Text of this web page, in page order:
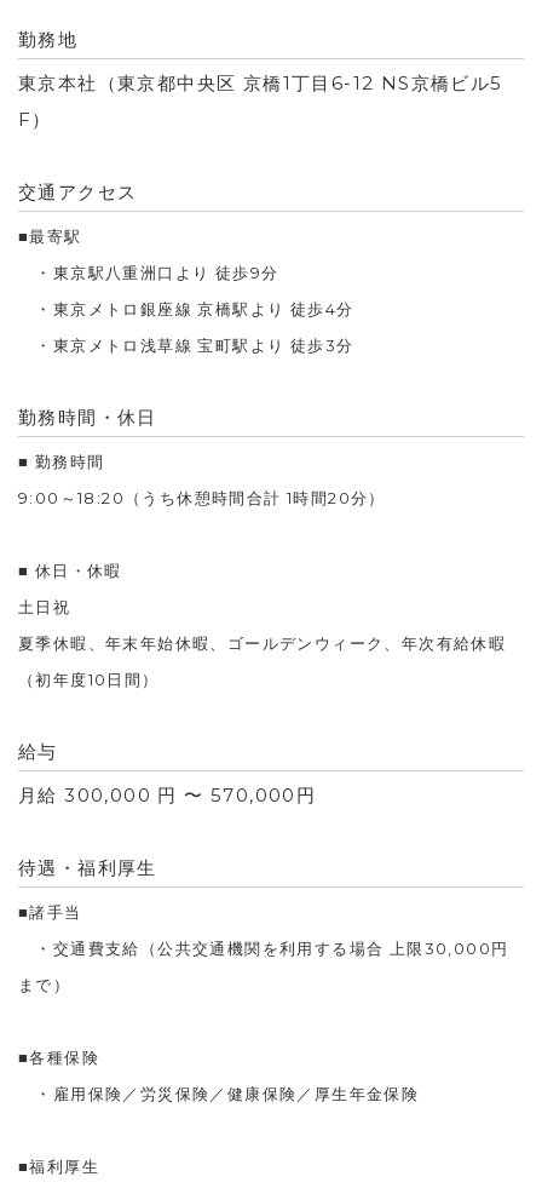
勤務地
東京本社（東京都中央区 京橋1丁目6-12 NS京橋ビル5
F）
交通アクセス
■最寄駅
・東京駅八重洲口より 徒歩9分
・東京メトロ銀座線 京橋駅より 徒歩4分
・東京メトロ浅草線 宝町駅より 徒歩3分
勤務時間・休日
■ 勤務時間
9:00～18:20（うち休憩時間合計 1時間20分）
■ 休日・休暇
土日祝
夏季休暇、年末年始休暇、ゴールデンウィーク、年次有給休暇
（初年度10日間）
給与
月給 300,000 円 〜 570,000円
待遇・福利厚生
■諸手当
・交通費支給（公共交通機関を利用する場合 上限30,000円
まで）
■各種保険
・雇用保険／労災保険／健康保険／厚生年金保険
■福利厚生